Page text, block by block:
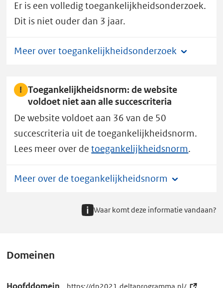
Er is een volledig toegankelijkheidsonderzoek.
Dit is niet ouder dan 3 jaar.
Meer over toegankelijkheidsonderzoek
Toegankelijkheidsnorm: de website
voldoet niet aan alle succescriteria
De website voldoet aan 36 van de 50
succescriteria uit de toegankelijkheidsnorm.
Lees meer over detoegankelijkheidsnorm.
Meer over de toegankelijkheidsnorm
Waar komt deze informatie vandaan?
Domeinen